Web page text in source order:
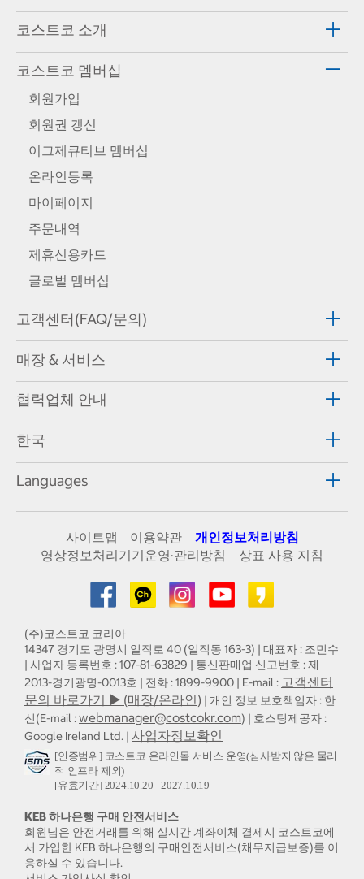
코스트코 소개
코스트코 멤버십
회원가입
회원권 갱신
이그제큐티브 멤버십
온라인등록
마이페이지
주문내역
제휴신용카드
글로벌 멤버십
고객센터(FAQ/문의)
매장 & 서비스
협력업체 안내
한국
Languages
사이트맵 이용약관
개인정보처리방침
영상정보처리기기운영·관리방침
상표 사용 지침
(주)코스트코 코리아
14347 경기도 광명시 일직로 40 (일직동 163-3) | 대표자 : 조민수
| 사업자 등록번호 : 107-81-63829 | 통신판매업 신고번호 : 제
2013-경기광명-0013호 | 전화 : 1899-9900 | E-mail : 고객센터
문의 바로가기 ▶ (매장/온라인) | 개인 정보 보호책임자 : 한
신(E-mail :webmanager@costcokr.com) | 호스팅제공자 :
Google Ireland Ltd. | 사업자정보확인
[인증범위] 코스트코 온라인몰 서비스 운영(심사받지 않은 물리
적 인프라 제외)
[유효기간] 2024.10.20 - 2027.10.19
KEB 하나은행 구매 안전서비스
회원님은 안전거래를 위해 실시간 계좌이체 결제시 코스트코에
서 가입한 KEB 하나은행의 구매안전서비스(채무지급보증)를 이
용하실 수 있습니다.